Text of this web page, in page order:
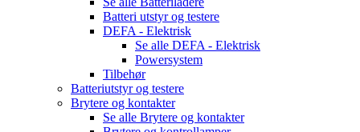
Batteri utstyr og testere
DEFA - Elektrisk
Se alle DEFA - Elektrisk
Powersystem
Tilbehør
Batteriutstyr og testere
Brytere og kontakter
Se alle Brytere og kontakter